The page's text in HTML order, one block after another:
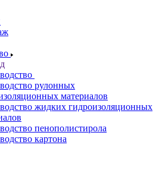
рулонных
материалов
жидких гидроизоляционных
пенополистирола
картона